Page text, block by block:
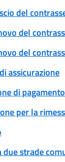
del
del
del
assicurazione
di
per la
strade